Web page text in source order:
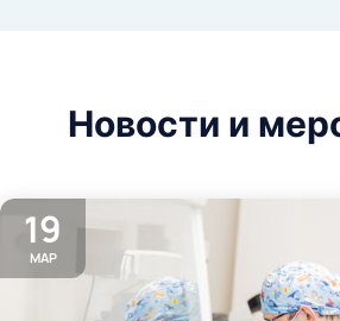
Новости и
19
МАР